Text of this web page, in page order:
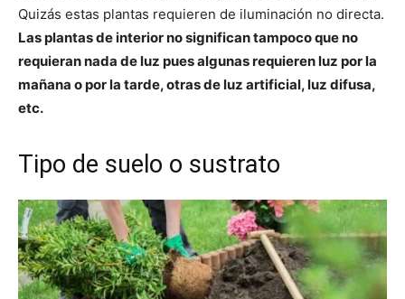
Quizás estas plantas requieren de iluminación no directa.
Las plantas de interior no significan tampoco que no
requieran nada de luz pues algunas requieren luz por la
mañana o por la tarde, otras de luz artificial, luz difusa,
etc.
Tipo de suelo o sustrato